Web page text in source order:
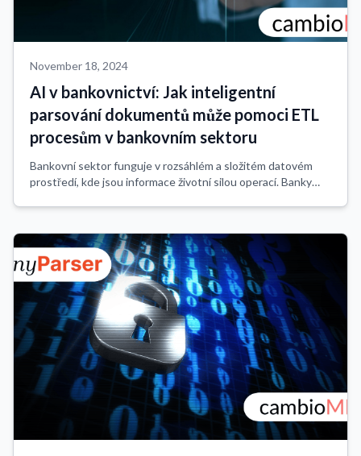
November 18, 2024
AI v bankovnictví: Jak inteligentní
parsování dokumentů může pomoci ETL
procesům v bankovním sektoru
Bankovní sektor funguje v rozsáhlém a složitém datovém
prostředí, kde jsou informace životní silou operací. Banky